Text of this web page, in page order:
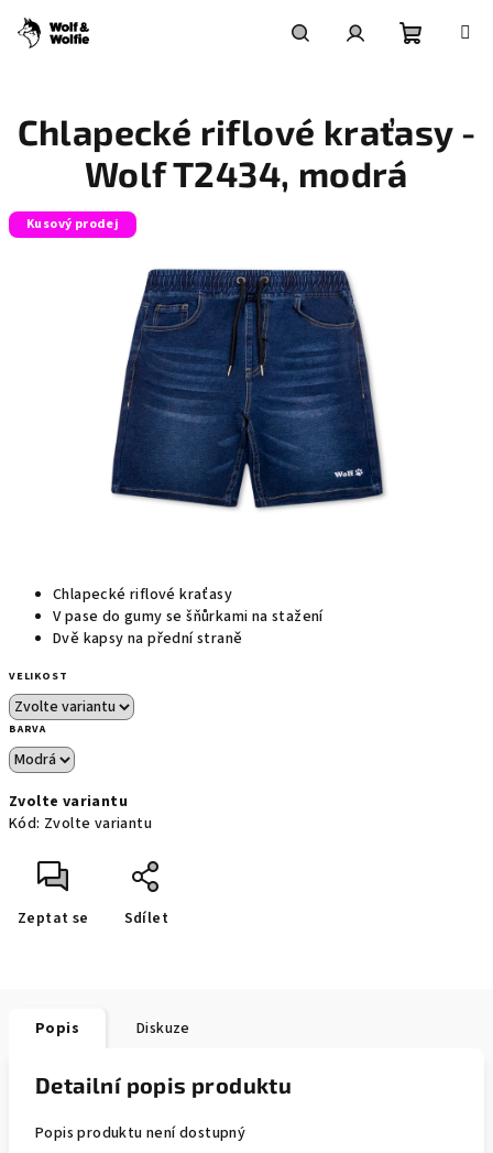
obsah
košík
Chlapecké riflové kraťasy
V pase do gumy se šňůrkami na stažení
Dvě kapsy na přední straně
VELIKOST
BARVA
Zvolte variantu
Kód: Zvolte variantu
Zeptat se Sdílet
Chlapecké riflové kraťasy -
Wolf T2434, modrá
Kusový prodej
Popis Diskuze
Detailní popis produktu
Popis produktu není dostupný